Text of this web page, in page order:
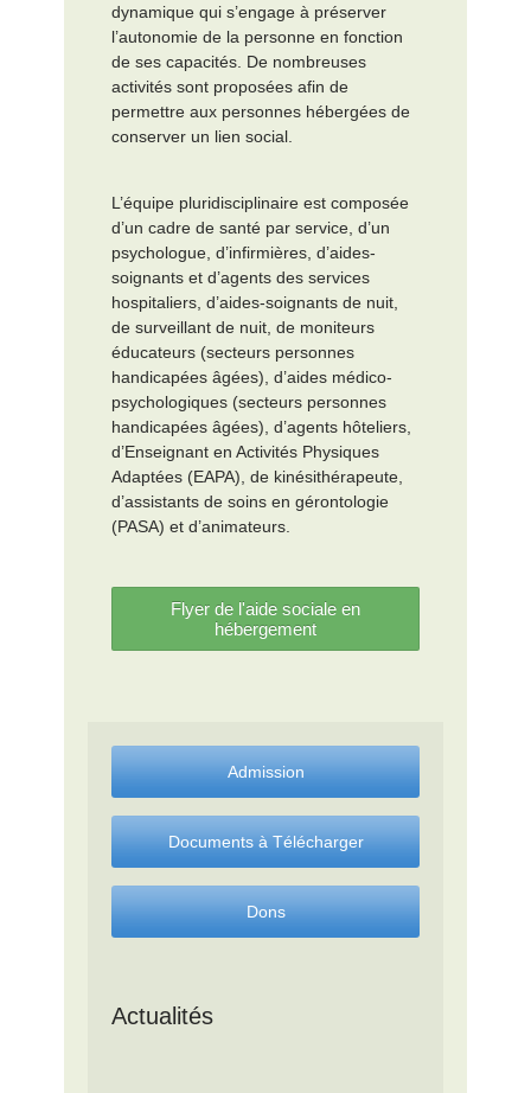
dynamique qui s’engage à préserver
l’autonomie de la personne en fonction
de ses capacités. De nombreuses
activités sont proposées afin de
permettre aux personnes hébergées de
conserver un lien social.
L’équipe pluridisciplinaire est composée
d’un cadre de santé par service, d’un
psychologue, d’infirmières, d’aides-
soignants et d’agents des services
hospitaliers, d’aides-soignants de nuit,
de surveillant de nuit, de moniteurs
éducateurs (secteurs personnes
handicapées âgées), d’aides médico-
psychologiques (secteurs personnes
handicapées âgées), d’agents hôteliers,
d’Enseignant en Activités Physiques
Adaptées (EAPA), de kinésithérapeute,
d’assistants de soins en gérontologie
(PASA) et d’animateurs.
Flyer de l'aide sociale en
hébergement
Actualités